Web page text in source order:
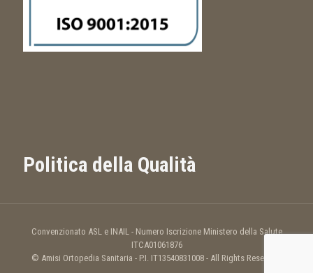
Politica della Qualità
Convenzionato ASL e INAIL - Numero Iscrizione Ministero della Salute
ITCA01061876
© Amisi Ortopedia Sanitaria - P.I. IT13540831008 - All Rights Reserved.